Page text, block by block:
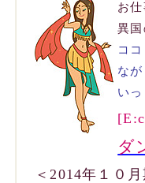
お
異
コ
なが
い
ダ
＜2014年１０